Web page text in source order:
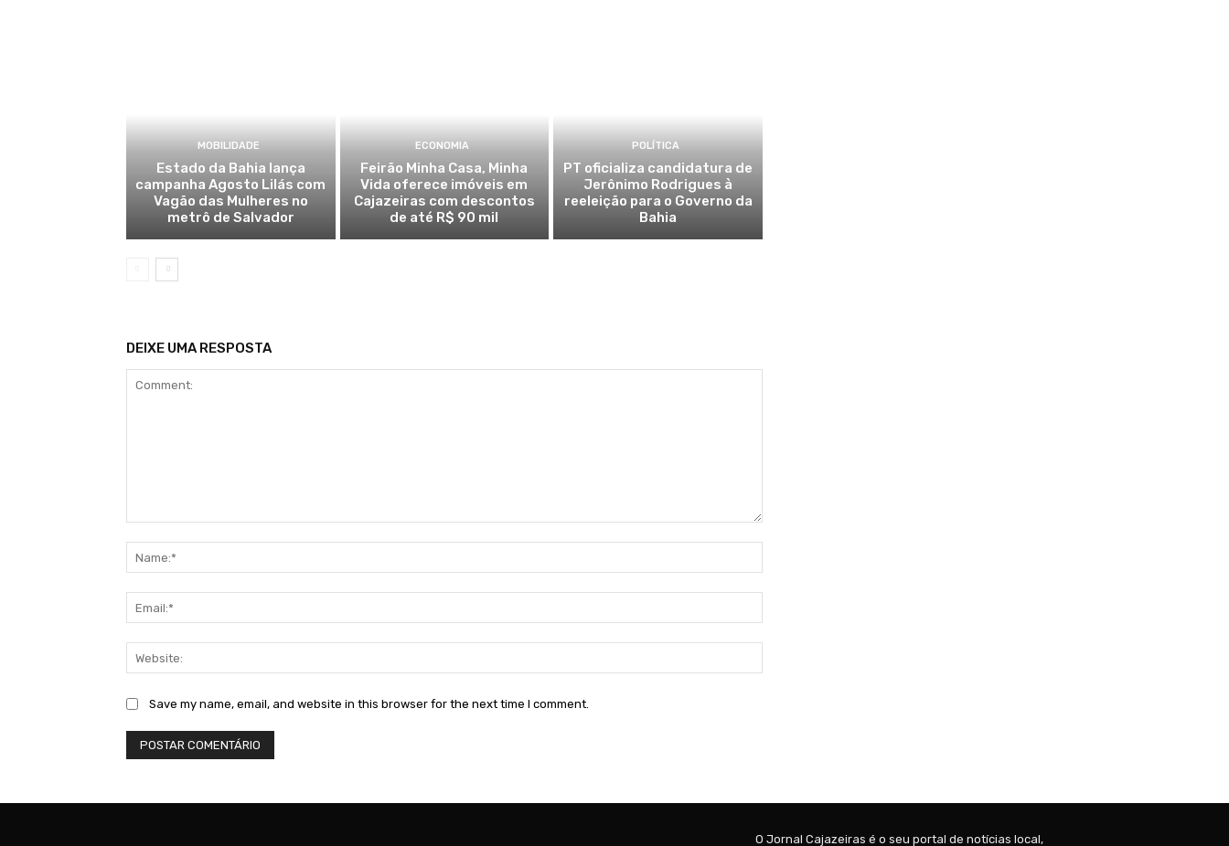
MOBILIDADE
Estado da Bahia lança
campanha Agosto Lilás com
Vagão das Mulheres no
metrô de Salvador
ECONOMIA
Feirão Minha Casa, Minha
Vida oferece imóveis em
Cajazeiras com descontos
de até R$ 90 mil
POLÍTICA
PT oficializa candidatura de
Jerônimo Rodrigues à
reeleição para o Governo da
Bahia
DEIXE UMA RESPOSTA
Save my name, email, and website in this browser for the next time I comment.
O Jornal Cajazeiras é o seu portal de notícias local,